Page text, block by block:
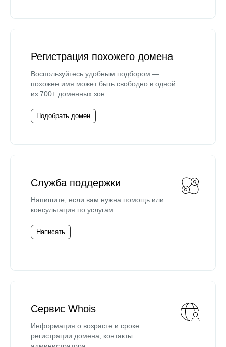
Регистрация похожего домена
Воспользуйтесь удобным подбором —
похожее имя может быть свободно в одной
из 700+ доменных зон.
Подобрать домен
Служба поддержки
Напишите, если вам нужна помощь или
консультация по услугам.
Написать
Сервис Whois
Информация о возрасте и сроке
регистрации домена, контакты